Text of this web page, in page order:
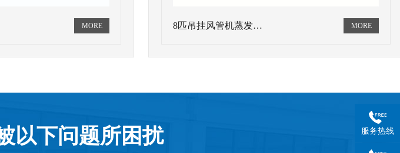
8匹吊挂风管机蒸发…
以下问题所困扰 服务热线